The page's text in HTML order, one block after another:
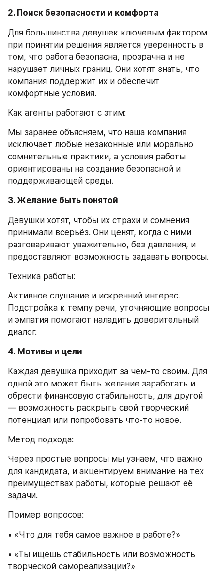
2. Поиск безопасности и комфорта
Для большинства девушек ключевым фактором
при принятии решения является уверенность в
том, что работа безопасна, прозрачна и не
нарушает личных границ. Они хотят знать, что
компания поддержит их и обеспечит
комфортные условия.
Как агенты работают с этим:
Мы заранее объясняем, что наша компания
исключает любые незаконные или морально
сомнительные практики, а условия работы
ориентированы на создание безопасной и
поддерживающей среды.
3. Желание быть понятой
Девушки хотят, чтобы их страхи и сомнения
принимали всерьёз. Они ценят, когда с ними
разговаривают уважительно, без давления, и
предоставляют возможность задавать вопросы.
Техника работы:
Активное слушание и искренний интерес.
Подстройка к темпу речи, уточняющие вопросы
и эмпатия помогают наладить доверительный
диалог.
4. Мотивы и цели
Каждая девушка приходит за чем-то своим. Для
одной это может быть желание заработать и
обрести финансовую стабильность, для другой
— возможность раскрыть свой творческий
потенциал или попробовать что-то новое.
Метод подхода:
Через простые вопросы мы узнаем, что важно
для кандидата, и акцентируем внимание на тех
преимуществах работы, которые решают её
задачи.
Пример вопросов:
• «Что для тебя самое важное в работе?»
• «Ты ищешь стабильность или возможность
творческой самореализации?»